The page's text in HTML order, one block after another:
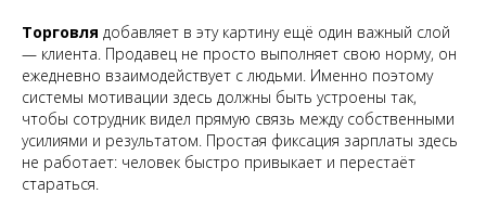
Торговля добавляет в эту картину ещё один важный слой
— клиента. Продавец не просто выполняет свою норму, он
ежедневно взаимодействует с людьми. Именно поэтому
системы мотивации здесь должны быть устроены так,
чтобы сотрудник видел прямую связь между собственными
усилиями и результатом. Простая фиксация зарплаты здесь
не работает: человек быстро привыкает и перестаёт
стараться.